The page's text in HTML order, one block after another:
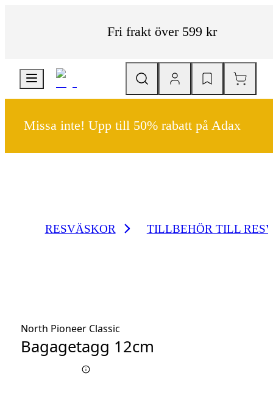
Fri frakt över 599 kr
Missa inte! Upp till 50% rabatt på Adax
RESVÄSKOR TILLBEHÖR TILL
North Pioneer Classic
Bagagetagg 12cm